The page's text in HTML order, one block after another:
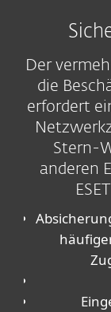
Der
die
erfordert
Stern-
anderen